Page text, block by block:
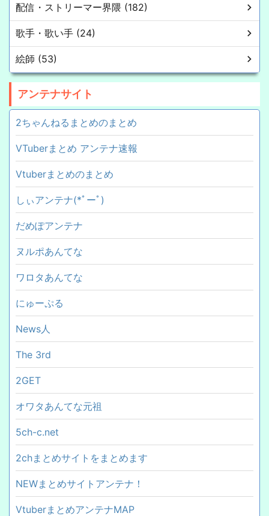
配信・ストリーマー界隈 (182)
歌手・歌い手 (24)
絵師 (53)
アンテナサイト
2ちゃんねるまとめのまとめ
VTuberまとめ アンテナ速報
Vtuberまとめのまとめ
しぃアンテナ(*ﾟーﾟ)
だめぽアンテナ
ヌルポあんてな
ワロタあんてな
にゅーぷる
News人
The 3rd
2GET
オワタあんてな元祖
5ch-c.net
2chまとめサイトをまとめます
NEWまとめサイトアンテナ！
VtuberまとめアンテナMAP